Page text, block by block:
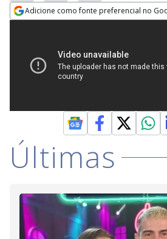
Adicione como fonte preferencial no
Últimas